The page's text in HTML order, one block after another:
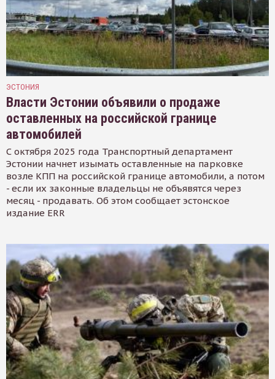
ЭСТОНИЯ
Власти Эстонии объявили о продаже
оставленных на российской границе
автомобилей
С октября 2025 года Транспортный департамент
Эстонии начнет изымать оставленные на парковке
возле КПП на российской границе автомобили, а потом
- если их законные владельцы не объявятся через
месяц - продавать. Об этом сообщает эстонское
издание ERR